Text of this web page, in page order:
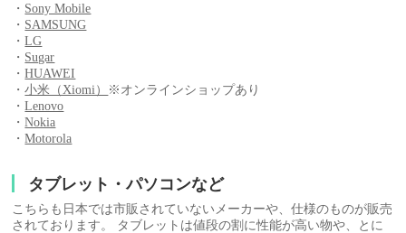
・ Sony Mobile
・ SAMSUNG
・LG
・ Sugar
・HUAWEI
・小米（Xiomi）
※オンラインショップあり
・Lenovo
・Nokia
・Motorola
タブレット・パソコンなど
こちらも日本では市販されていないメーカーや、仕様のものが販売
されております。 タブレットは値段の割に性能が高い物や、とに